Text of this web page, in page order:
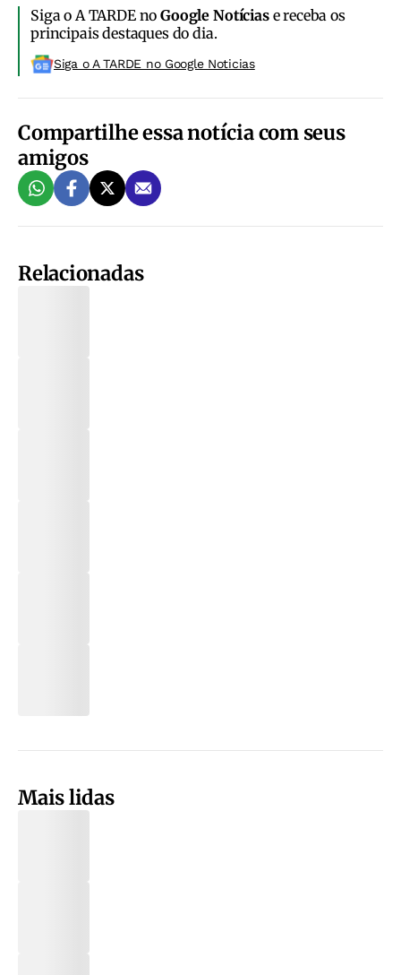
Siga o A TARDE noGoogle Notíciase receba os
principais destaques do dia.
Siga o A TARDE no Google Noticias
Compartilhe essa notícia com seus
amigos
Relacionadas
Mais lidas